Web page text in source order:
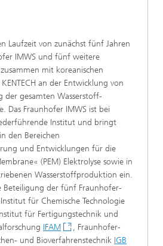
Laufzeit von zunächst fünf Jahren
IMWS und fünf weitere
mit koreanischen
an der Entwicklung von
der gesamten Wasserstoff-
Das Fraunhofer IMWS ist bei
Institut und bringt
den Bereichen
und Entwicklungen für die
(PEM) Elektrolyse sowie in
Wasserstoffproduktion ein.
Beteiligung der fünf Fraunhofer-
für Chemische Technologie
für Fertigungstechnik und
IFAM
, Fraunhofer-
und Bioverfahrenstechnik IGB